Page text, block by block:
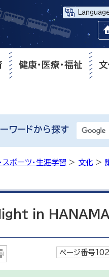
健康・医療・福祉 文
ワードから探す
スポーツ・生涯学習 > 文化 >
in
ページ番号